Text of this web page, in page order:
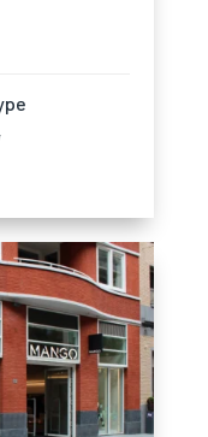
cookies
essentieel om de